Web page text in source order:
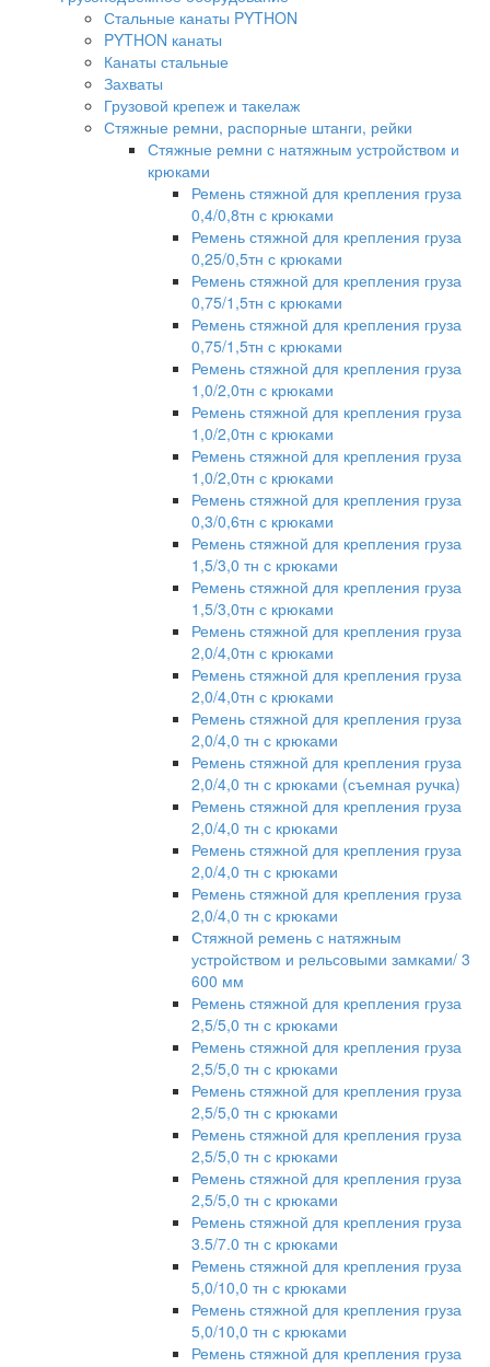
Стальные канаты PYTHON
PYTHON канаты
Канаты стальные
Захваты
Грузовой крепеж и такелаж
Стяжные ремни, распорные штанги, рейки
Стяжные ремни с натяжным устройством и
крюками
Ремень стяжной для крепления груза
0,4/0,8тн с крюками
Ремень стяжной для крепления груза
0,25/0,5тн с крюками
Ремень стяжной для крепления груза
0,75/1,5тн с крюками
Ремень стяжной для крепления груза
0,75/1,5тн с крюками
Ремень стяжной для крепления груза
1,0/2,0тн с крюками
Ремень стяжной для крепления груза
1,0/2,0тн с крюками
Ремень стяжной для крепления груза
1,0/2,0тн с крюками
Ремень стяжной для крепления груза
0,3/0,6тн с крюками
Ремень стяжной для крепления груза
1,5/3,0 тн с крюками
Ремень стяжной для крепления груза
1,5/3,0тн с крюками
Ремень стяжной для крепления груза
2,0/4,0тн с крюками
Ремень стяжной для крепления груза
2,0/4,0тн с крюками
Ремень стяжной для крепления груза
2,0/4,0 тн с крюками
Ремень стяжной для крепления груза
2,0/4,0 тн с крюками (съемная ручка)
Ремень стяжной для крепления груза
2,0/4,0 тн с крюками
Ремень стяжной для крепления груза
2,0/4,0 тн с крюками
Ремень стяжной для крепления груза
2,0/4,0 тн с крюками
Стяжной ремень с натяжным
устройством и рельсовыми замками/ 3
600 мм
Ремень стяжной для крепления груза
2,5/5,0 тн с крюками
Ремень стяжной для крепления груза
2,5/5,0 тн с крюками
Ремень стяжной для крепления груза
2,5/5,0 тн с крюками
Ремень стяжной для крепления груза
2,5/5,0 тн с крюками
Ремень стяжной для крепления груза
2,5/5,0 тн с крюками
Ремень стяжной для крепления груза
3.5/7.0 тн с крюками
Ремень стяжной для крепления груза
5,0/10,0 тн с крюками
Ремень стяжной для крепления груза
5,0/10,0 тн с крюками
Ремень стяжной для крепления груза